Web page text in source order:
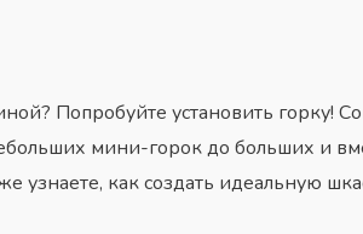
Попробуйте установить горку!
мини-горок до больших и
узнаете, как создать идеальную